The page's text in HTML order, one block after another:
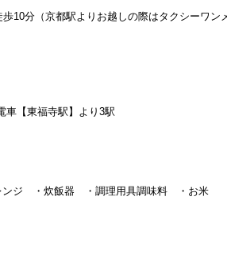
10分（京都駅よりお越しの際はタクシーワン
車【東福寺駅】より3駅
ンジ ・炊飯器 ・調理用具調味料 ・お米